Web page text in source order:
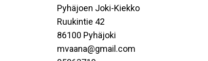
Pyhäjoen Joki-Kiekko
Ruukintie 42
86100 Pyhäjoki
mvaana@gmail.com